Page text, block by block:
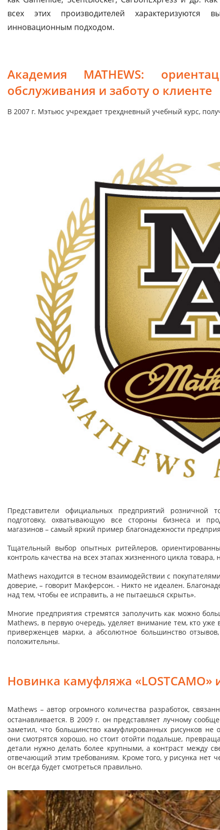
всех этих производителей характеризуются
инновационным подходом.
Академия MATHEWS:
обслуживания и заботу о клиенте
В 2007 г. Мэтьюс учреждает трехдневный учебный курс,
Представители официальных предприятий
подготовку, охватывающую все стороны бизнеса и
магазинов – самый яркий пример благонадежности
Тщательный выбор опытных ритейлеров,
контроль качества на всех этапах жизненного цикла
Mathews находится в тесном взаимодействии с
доверие, – говорит Макферсон. - Никто не идеален.
над тем, чтобы ее исправить, а не пытаешься скрыть».
Многие предприятия стремятся заполучить как можно
Mathews, в первую очередь, уделяет внимание тем, кто уже
приверженцев марки, а абсолютное большинство
положительны.
Новинка камуфляжа «LOSTCAMO»
Mathews – автор огромного количества разработок,
останавливается. В 2009 г. он представляет лучному
заметил, что большинство камуфлированных рисунков не
они смотрятся хорошо, но стоит отойти подальше,
детали нужно делать более крупными, а контраст между
отвечающий этим требованиям. Кроме того, у рисунка нет
он всегда будет смотреться правильно.